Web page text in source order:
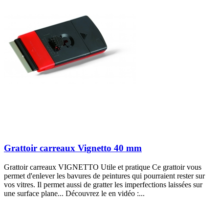
Grattoir carreaux Vignetto 40 mm
Grattoir carreaux VIGNETTO Utile et pratique Ce grattoir vous
permet d'enlever les bavures de peintures qui pourraient rester sur
vos vitres. Il permet aussi de gratter les imperfections laissées sur
une surface plane... Découvrez le en vidéo :...